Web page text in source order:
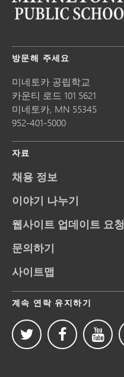
방문해 주세요
미네토카 공립학교
카운티 로드 101 5621
미네토카, MN 55345
952-401-5000
자료
채용 정보
이야기 나누기
웹사이트 업데이트 요청
문의하기
사이트맵
계속 연락 유지하기